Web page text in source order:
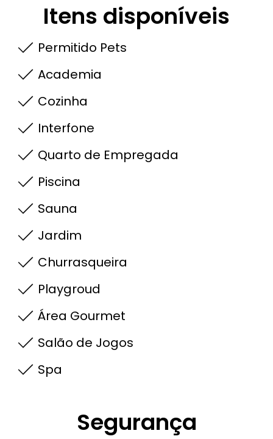
Itens disponíveis
Permitido Pets
Academia
Cozinha
Interfone
Quarto de Empregada
Piscina
Sauna
Jardim
Churrasqueira
Playgroud
Área Gourmet
Salão de Jogos
Spa
Segurança